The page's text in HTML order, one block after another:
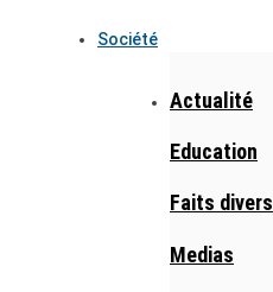
Société
Actualité
Education
Faits divers
Medias